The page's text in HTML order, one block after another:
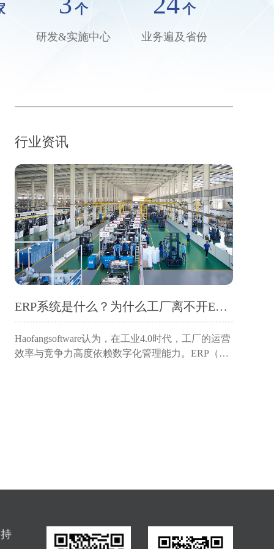
个
研发&实施中心
个
业务遍及省份
行业资讯
ERP系统是什么？为什么工厂离不开ERP软件？
Haofangsoftware认为，在工业4.0时代，工厂的运营
效率与竞争力高度依赖数字化管理能力。ERP（企